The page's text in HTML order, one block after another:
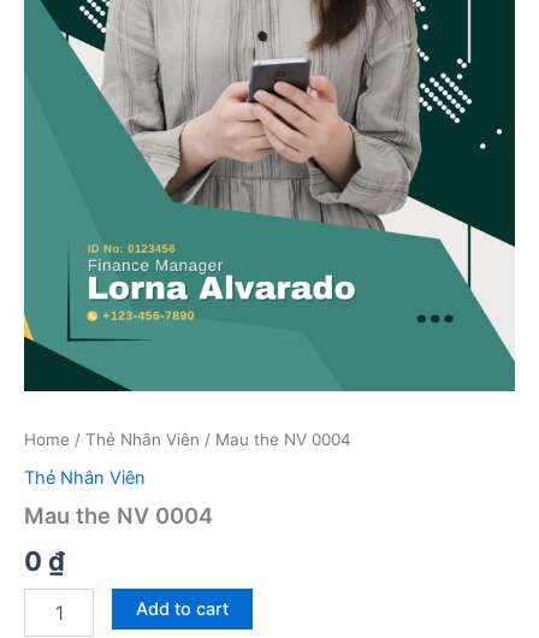
Home / Thẻ Nhân Viên / Mau the NV 0004
Thẻ Nhân Viên
Mau the NV 0004
0 ₫
Add to cart